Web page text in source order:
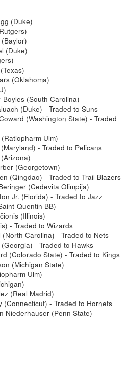
(Duke)
(Duke)
(Oklahoma)
(South Carolina)
(Duke) - Traded to Suns
(Washington State) - Traded
Ulm)
- Traded to Pelicans
(Georgetown)
(Qingdao) - Traded to Trail Blazers
(Cedevita Olimpija)
Jr. (Florida) - Traded to Jazz
Quentin BB)
(Illinois)
- Traded to Wizards
Carolina) - Traded to Nets
- Traded to Hawks
(Colorado State) - Traded to Kings
(Michigan State)
Ulm)
(Real Madrid)
(Connecticut) - Traded to Hornets
Niederhauser (Penn State)